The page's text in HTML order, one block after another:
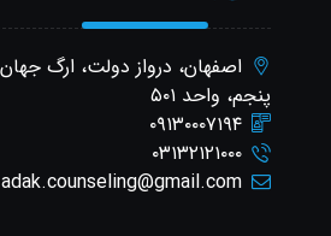
پنجم، واحد ۵۰۱
۰۹۱۳۰۰۰۷۱۹۴
۰۳۱۳۲۱۲۱۰۰۰
adak.counseling@gmail.com